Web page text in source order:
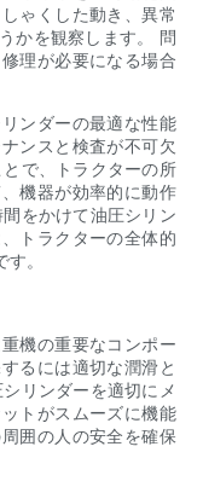
ゃくした動き、異常
かを観察します。 問
理が必要になる場合
ンダーの最適な性能
ンスと検査が不可欠
で、トラクターの所
機器が効率的に動作
をかけて油圧シリン
トラクターの全体的
。
機の重要なコンポー
るには適切な潤滑と
リンダーを適切にメ
トがスムーズに機能
囲の人の安全を確保